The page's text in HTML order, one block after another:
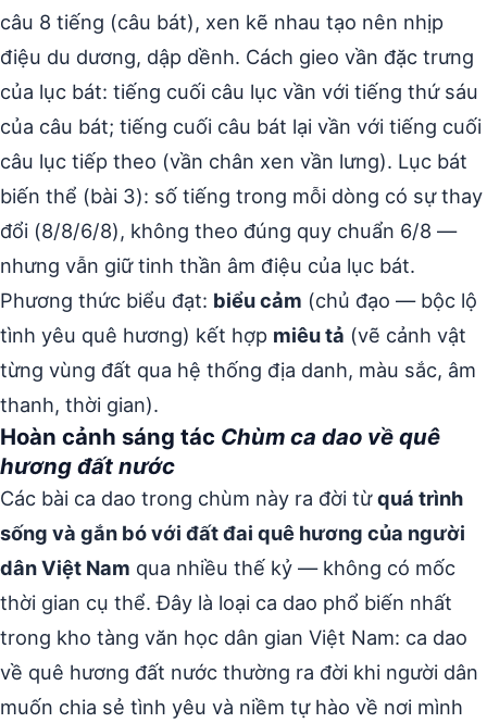
câu 8 tiếng (câu bát), xen kẽ nhau tạo nên nhịp
điệu du dương, dập dềnh. Cách gieo vần đặc trưng
của lục bát: tiếng cuối câu lục vần với tiếng thứ sáu
của câu bát; tiếng cuối câu bát lại vần với tiếng cuối
câu lục tiếp theo (vần chân xen vần lưng). Lục bát
biến thể (bài 3): số tiếng trong mỗi dòng có sự thay
đổi (8/8/6/8), không theo đúng quy chuẩn 6/8 —
nhưng vẫn giữ tinh thần âm điệu của lục bát.
Phương thức biểu đạt: biểu cảm (chủ đạo — bộc lộ
tình yêu quê hương) kết hợp miêu tả (vẽ cảnh vật
từng vùng đất qua hệ thống địa danh, màu sắc, âm
thanh, thời gian).
Hoàn cảnh sáng tác Chùm ca dao về quê
hương đất nước
Các bài ca dao trong chùm này ra đời từquá trình
sống và gắn bó với đất đai quê hương của người
dân Việt Nam qua nhiều thế kỷ — không có mốc
thời gian cụ thể. Đây là loại ca dao phổ biến nhất
trong kho tàng văn học dân gian Việt Nam: ca dao
về quê hương đất nước thường ra đời khi người dân
muốn chia sẻ tình yêu và niềm tự hào về nơi mình